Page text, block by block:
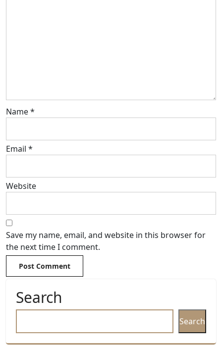
Name*
Email *
Website
Save my name, email, and website in this browser for
the next time I comment.
Search
Search